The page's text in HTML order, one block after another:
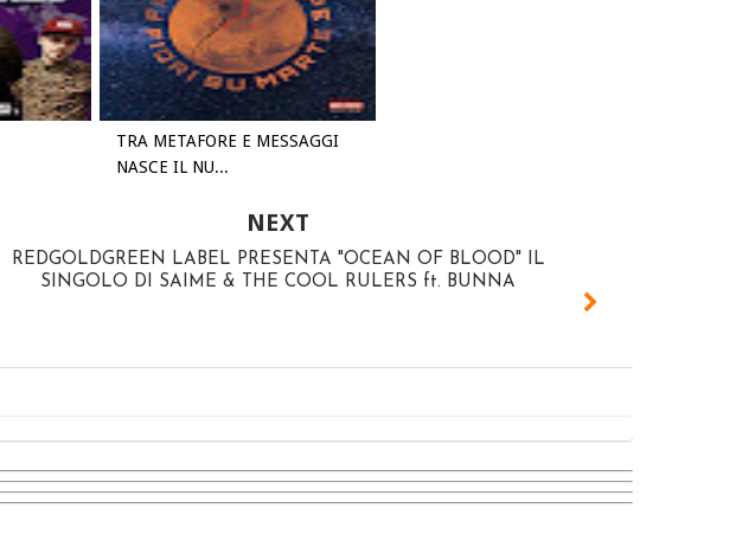
TRA METAFORE E MESSAGGI
NASCE IL NU...
NEXT
REDGOLDGREEN LABEL PRESENTA "OCEAN OF BLOOD" IL
SINGOLO DI SAIME & THE COOL RULERS ft. BUNNA